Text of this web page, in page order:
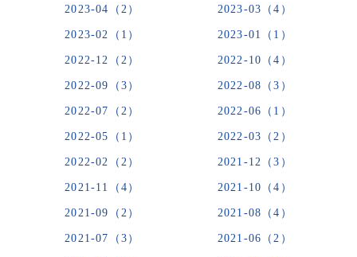
2023-04（2） 2023-03（4）
2023-02（1） 2023-01（1）
2022-12（2） 2022-10（4）
2022-09（3） 2022-08（3）
2022-07（2） 2022-06（1）
2022-05（1） 2022-03（2）
2022-02（2） 2021-12（3）
2021-11（4） 2021-10（4）
2021-09（2） 2021-08（4）
2021-07（3） 2021-06（2）